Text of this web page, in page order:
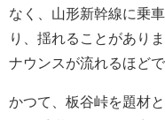
なく、山形新幹線に乗
り、揺れることがあり
ナウンスが流れるほどで
かつて、板谷峠を題材